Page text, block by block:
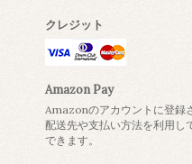
クレジット
Amazon Pay
Amazonのアカウントに登録
配送先や支払い方法を利用し
できます。